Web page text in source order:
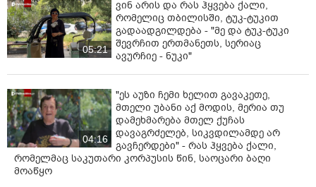
05:21
ვინ არის და რას ჰყვება ქალი,
რომელიც თბილისში, ტუკ-ტუკით
გადაადგილდება - "მე და ტუკ-ტუკი
შევრჩით ერთმანეთს, სერიაც
ავურჩიე - ნუკი"
04:16
"ეს აუზი ჩემი ხელით გავაკეთე,
მთელი უბანი აქ მოდის, მერია თუ
დამეხმარება მთელ ქუჩას
დავაგრძელებ, სიკვდილამდე არ
გავჩერდები" - რას ჰყვება ქალი,
რომელმაც საკუთარი კორპუსის წინ, საოცარი ბაღი
მოაწყო